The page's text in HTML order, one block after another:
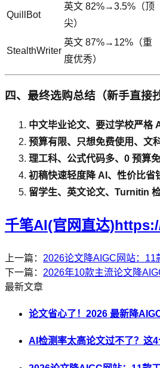
QuillBot
英文 82%→3.5%（顶
尖）
StealthWriter
英文 87%→12%（重
度优秀）
四、最终选购总结（新手直接
中文毕业论文、要过学校严格
预算有限、只想免费使用、文
理工科、公式代码多、0 预算
初稿快速轻度降 AI、性价比省
留学生、英文论文、Turnitin
千笔AI(官网直达
上一篇： 2026论文降AIGC网站：11
下一篇： 2026年10款主流论文降
最新文章
论文省心了！2026 最新降
AI检测率太高论文过不了？这